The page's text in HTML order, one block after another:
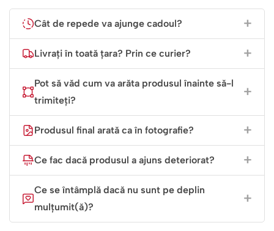
Cât de repede va ajunge cadoul?
Livrați în toată țara? Prin ce curier?
Pot să văd cum va arăta produsul înainte să-l
trimiteți?
Produsul final arată ca în fotografie?
Ce fac dacă produsul a ajuns deteriorat?
Ce se întâmplă dacă nu sunt pe deplin
mulțumit(ă)?